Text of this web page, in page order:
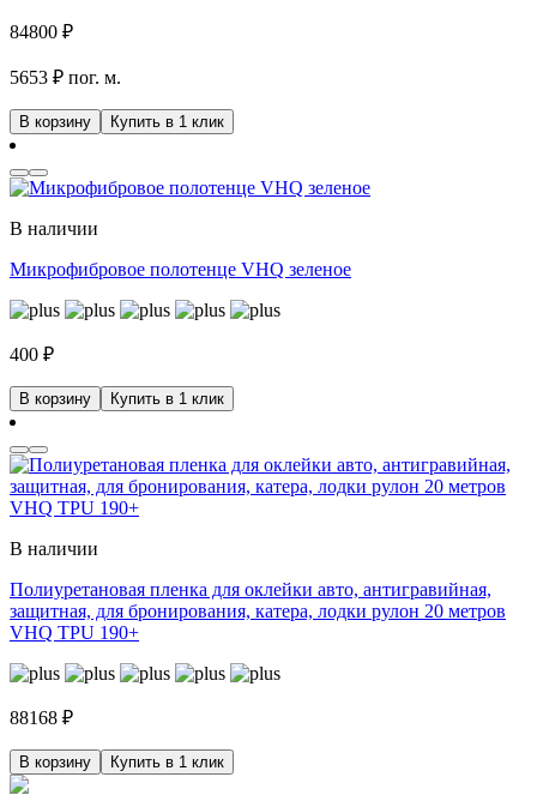
84800 ₽
5653 ₽ пог. м.
В корзину Купить в 1 клик
В наличии
Микрофибровое полотенце VHQ зеленое
400 ₽
В корзину Купить в 1 клик
В наличии
Полиуретановая пленка для оклейки авто, антигравийная,
защитная, для бронирования, катера, лодки рулон 20 метров
VHQ TPU 190+
88168 ₽
В корзину Купить в 1 клик